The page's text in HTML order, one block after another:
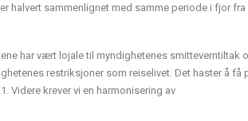
halvert sammenlignet med samme periode i fjor fra
har vært lojale til myndighetenes smitteverntiltak
restriksjoner som reiselivet. Det haster å få
Videre krever vi en harmonisering av